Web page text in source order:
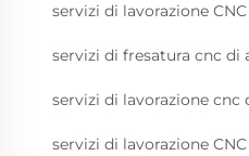
servizi di lavorazione
servizi di fresatura cnc di
servizi di lavorazione cnc
servizi di lavorazione